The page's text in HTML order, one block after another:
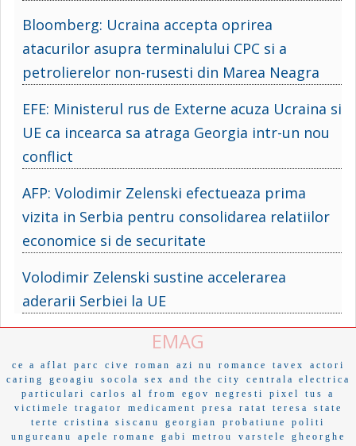
Bloomberg: Ucraina accepta oprirea
atacurilor asupra terminalului CPC si a
petrolierelor non-rusesti din Marea Neagra
EFE: Ministerul rus de Externe acuza Ucraina si
UE ca incearca sa atraga Georgia intr-un nou
conflict
AFP: Volodimir Zelenski efectueaza prima
vizita in Serbia pentru consolidarea relatiilor
economice si de securitate
Volodimir Zelenski sustine accelerarea
aderarii Serbiei la UE
EMAG
ce a aflat parc cive roman azi nu romance tavex
actori
caring
geoagiu socola sex and the city
centrala electrica
particulari
carlos al from egov negresti pixel
tus a
victimele
tragator medicament presa ratat teresa
state
terte
cristina siscanu georgian probatiune
politi
ungureanu
apele romane gabi metrou varstele
gheorghe